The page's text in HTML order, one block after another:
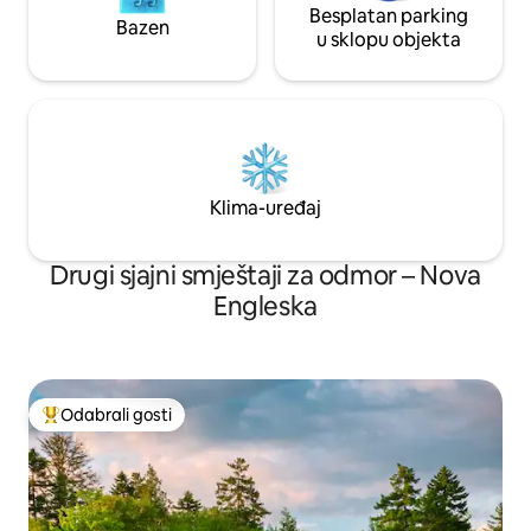
Bazen
Besplatan parking
u sklopu objekta
Klima-uređaj
Drugi sjajni smještaji za odmor – Nova
Engleska
Među najviše rangiranima s oznakom „Odabrali gosti”
Odabrali gosti